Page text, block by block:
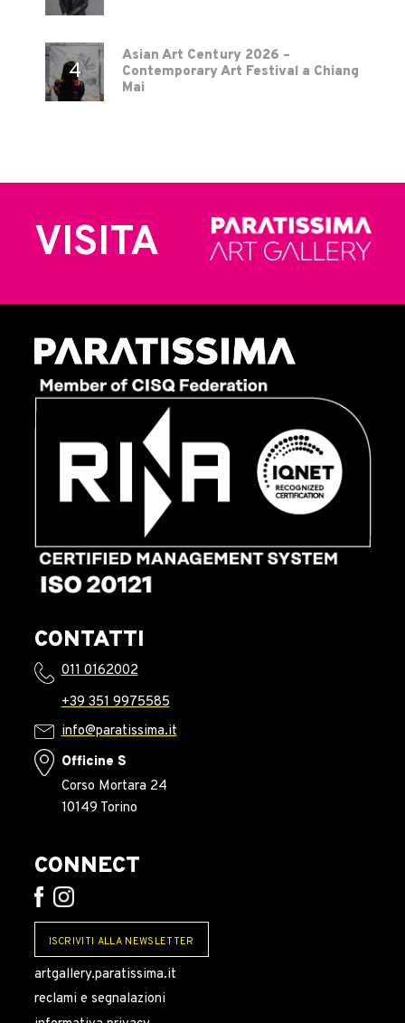
Asian Art Century 2026 –
Contemporary Art Festival a Chiang
Mai
VISITA
CONTATTI
011 0162002
+39 351 9975585
info@paratissima.it
Officine S
Corso Mortara 24
10149 Torino
CONNECT
ISCRIVITI ALLA NEWSLETTER
artgallery.paratissima.it
reclami e segnalazioni